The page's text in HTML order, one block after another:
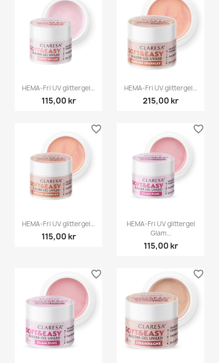
HEMA-Fri UV glittergel...
115,00 kr
HEMA-Fri UV glittergel...
215,00 kr
HEMA-Fri UV glittergel...
115,00 kr
favorite_border
HEMA-Fri UV glittergel
Glam...
115,00 kr
favorite_border
favorite_border favorite_border